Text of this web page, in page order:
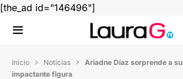
[the_ad id="146496"]
Inicio  Noticias  Ariadne Díaz sorprende a
impactante figura